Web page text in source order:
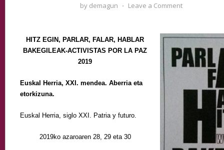
by demagun ⋅ Leave a Comment
HITZ EGIN, PARLAR, FALAR, HABLAR
BAKEGILEAK-ACTIVISTAS POR LA PAZ
2019
Euskal Herria, XXI. mendea. Aberria eta
etorkizuna.
Euskal Herria, siglo XXI. Patria y futuro.
2019ko azaroaren 28, 29 eta 30